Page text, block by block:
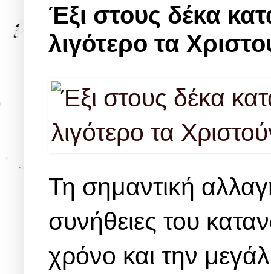
Έξι στους δέκα
λιγότερο τα
Τη σημαντική
συνήθειες του
χρόνο και την